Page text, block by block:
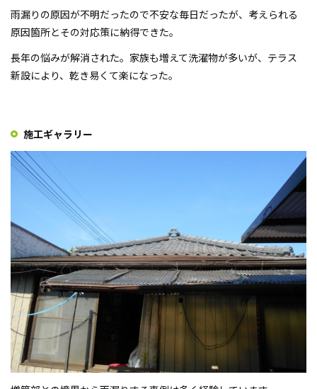
雨漏りの原因が不明だったので不安な毎日だったが、考えられる
原因箇所とその対応策に納得できた。
長年の悩みが解消された。家族も増えて洗濯物が多いが、テラス
新設により、乾き易くて楽になった。
施工ギャラリー